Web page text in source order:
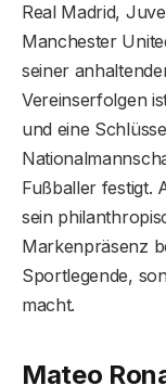
Real Madrid,
Manchester
seiner
Vereinserfolgen
und eine
Fußballer festigt.
sein
Markenpräsenz
Sportlegende,
macht.
Mateo